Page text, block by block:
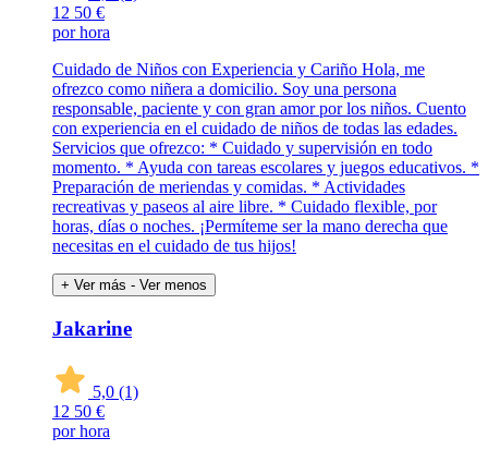
12 50 €
por hora
Cuidado de Niños con Experiencia y Cariño Hola, me
ofrezco como niñera a domicilio. Soy una persona
responsable, paciente y con gran amor por los niños. Cuento
con experiencia en el cuidado de niños de todas las edades.
Servicios que ofrezco: * Cuidado y supervisión en todo
momento. * Ayuda con tareas escolares y juegos educativos. *
Preparación de meriendas y comidas. * Actividades
recreativas y paseos al aire libre. * Cuidado flexible, por
horas, días o noches. ¡Permíteme ser la mano derecha que
necesitas en el cuidado de tus hijos!
+ Ver más - Ver menos
Jakarine
5,0 (1)
12 50 €
por hora